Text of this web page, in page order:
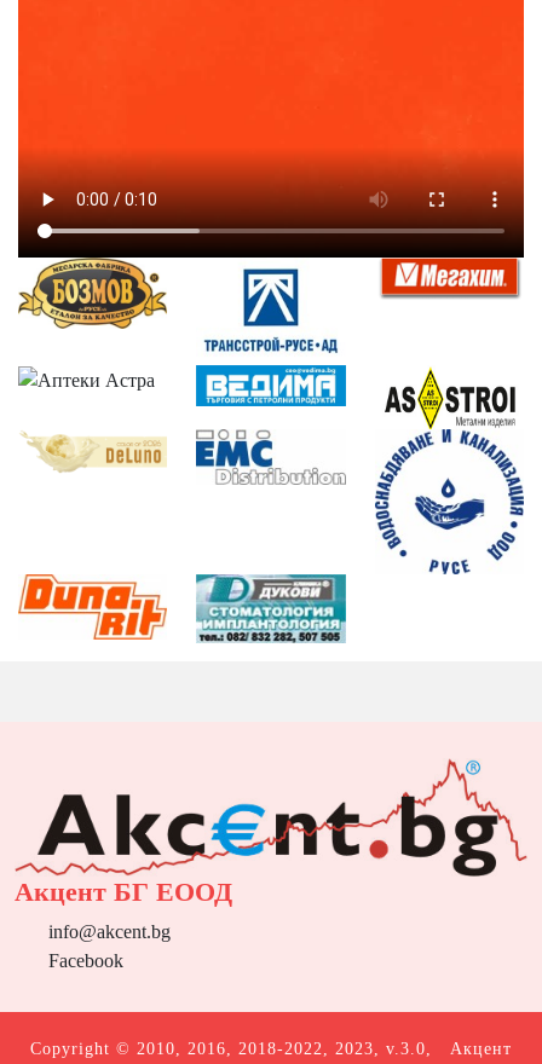
Акцент БГ ЕООД
info@akcent.bg
Facebook
Copyright © 2010, 2016, 2018-2022, 2023, v.3.0, Акцент